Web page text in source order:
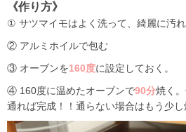
《作り方》
① サツマイモはよく洗って、綺麗に汚れ
② アルミホイルで包む
③ オーブンを160度に設定しておく。
④ 160度に温めたオーブンで90分焼く
通れば完成！！通らない場合はもう少し